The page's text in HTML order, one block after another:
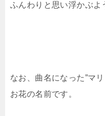
ふんわりと思い浮かぶよ
なお、曲名になった”マ
お花の名前です。